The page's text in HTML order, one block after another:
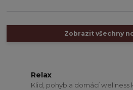
Zobrazit všechny
Relax
Klid, pohyb a domácí wellness